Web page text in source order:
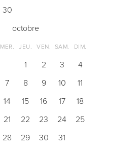
30
octobre
MER. JEU. VEN. SAM. DIM.
1 2 3
4
7 8 9 10
11
14 15 16 17
18
21 22 23 24
25
28 29 30 31